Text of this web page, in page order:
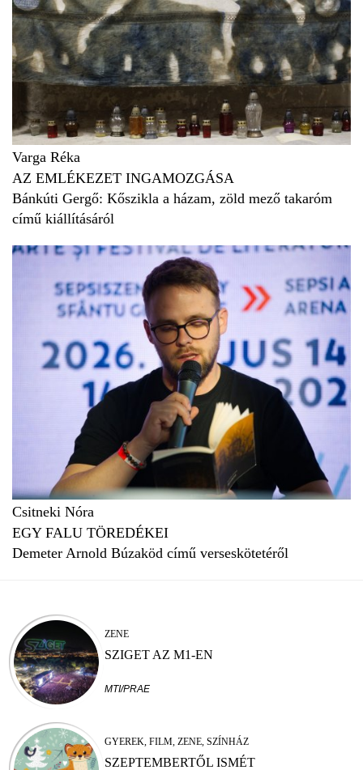
Varga Réka
AZ EMLÉKEZET INGAMOZGÁSA
Bánkúti Gergő: Kőszikla a házam, zöld mező takaróm
című kiállításáról
Csitneki Nóra
EGY FALU TÖREDÉKEI
Demeter Arnold Búzaköd című verseskötetéről
ZENE
SZIGET AZ M1-EN
MTI/PRAE
GYEREK, FILM, ZENE, SZÍNHÁZ
SZEPTEMBERTŐL ISMÉT